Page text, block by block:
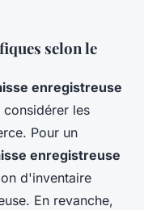
selon le
enregistreuse
les
Pour un
enregistreuse
d'inventaire
En revanche,